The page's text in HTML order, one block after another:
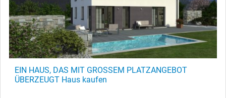
EIN HAUS, DAS MIT GROSSEM PLATZANGEBOT
ÜBERZEUGT Haus kaufen